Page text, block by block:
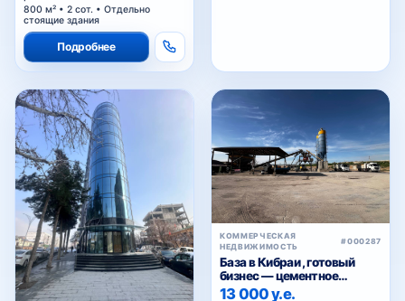
КОММЕРЧЕСКАЯ
НЕДВИЖИМОСТЬ
#000303
Сдаются этажи в бизнес-
центре класса A
КОММЕРЧЕСКАЯ
НЕДВИЖИМОСТЬ
#000287
База в Кибраи , готовый
бизнес — цементное
производство
13 000 у.е.
Кибрайский район
163 м² • 50 сот. •
Производственные базы
Подробнее